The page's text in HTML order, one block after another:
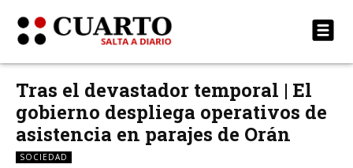
Tras el devastador temporal | El
gobierno despliega operativos de
asistencia en parajes de Orán
SOCIEDAD